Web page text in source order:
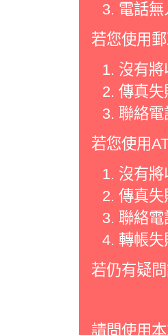
電話無
若您使用
沒有
傳真失
聯絡
若您使用
沒有
傳真失
聯絡
轉帳
若仍有疑
請問使用